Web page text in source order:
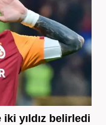
yıldız belirledi